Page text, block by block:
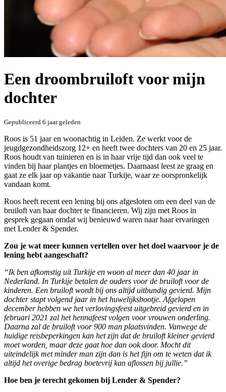
Een droombruiloft voor mijn
dochter
Gepubliceerd 6 jaar geleden
Roos is 51 jaar en woonachtig in Leiden. Ze werkt voor de
jeugdgezondheidszorg 12+ en heeft twee dochters van 20 en 25 jaar.
Roos houdt van tuinieren en is in haar vrije tijd dan ook veel te
vinden bij haar plantjes en bloemetjes. Daarnaast leest ze graag en
gaat ze elk jaar op vakantie naar Turkije, waar ze oorspronkelijk
vandaan komt.
Roos heeft recent een lening bij ons afgesloten om een deel van de
bruiloft van haar dochter te financieren. Wij zijn met Roos in
gesprek gegaan omdat wij benieuwd waren naar haar ervaringen
met Lender & Spender.
Zou je wat meer kunnen vertellen over het doel waarvoor je de
lening hebt aangeschaft?
“Ik ben afkomstig uit Turkije en woon al meer dan 40 jaar in
Nederland. In Turkije betalen de ouders voor de bruiloft voor de
kinderen. Een bruiloft wordt bij ons altijd uitbundig gevierd. Mijn
dochter stapt volgend jaar in het huwelijksbootje. Afgelopen
december hebben we het verlovingsfeest uitgebreid gevierd en in
februari 2021 zal het hennafeest volgen voor vrouwen onderling.
Daarna zal de bruiloft voor 900 man plaatsvinden. Vanwege de
huidige reisbeperkingen kan het zijn dat de bruiloft kleiner gevierd
moet worden, maar deze gaat hoe dan ook door. Mocht dit
uiteindelijk met minder man zijn dan is het fijn om te weten dat ik
altijd het overige bedrag boetevrij kan aflossen bij jullie.”
Hoe ben je terecht gekomen bij Lender & Spender?